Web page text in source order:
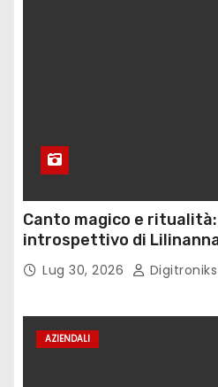
Canto magico e ritualità:
introspettivo di
Lug 30, 2026
AZIENDALI